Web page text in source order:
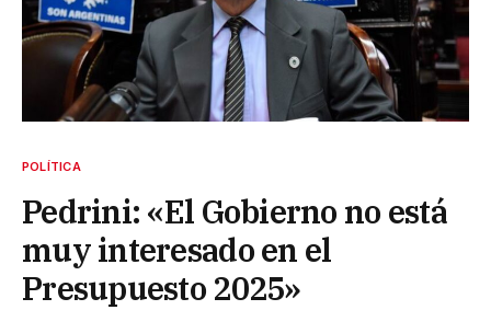
POLÍTICA
Pedrini: «El Gobierno no está
muy interesado en el
Presupuesto 2025»